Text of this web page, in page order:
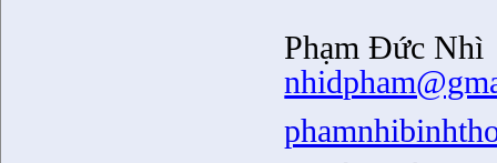
Phạm Đức Nhì